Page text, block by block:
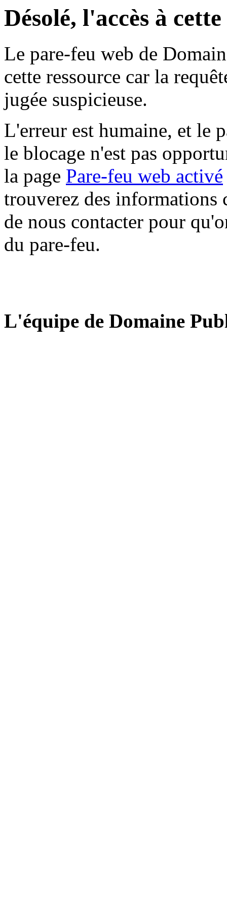
Désolé, l'accès à
Le pare-feu web de
cette ressource car la
jugée suspicieuse.
L'erreur est humaine, et le
le blocage n'est pas
la page Pare-feu web activé
trouverez des informations
de nous contacter pour
du pare-feu.
L'équipe de Domaine